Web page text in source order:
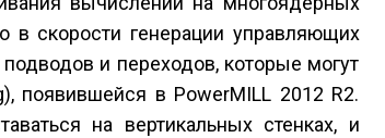
в скорости генерации управляющих
и переходов, которые могут
появившейся в PowerMILL 2012 R2.
на вертикальных стенках, и